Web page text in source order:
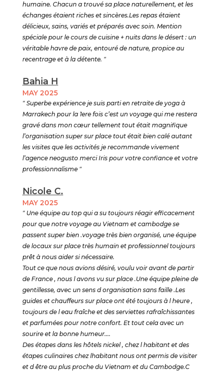
humaine. Chacun a trouvé sa place naturellement, et les
échanges étaient riches et sincères.Les repas étaient
délicieux, sains, variés et préparés avec soin. Mention
spéciale pour le cours de cuisine + nuits dans le désert : un
véritable havre de paix, entouré de nature, propice au
recentrage et à la détente. "
Bahia H
MAY 2025
" Superbe expérience je suis parti en retraite de yoga à
Marrakech pour la 1ere fois c’est un voyage qui me restera
gravé dans mon cœur tellement tout était magnifique
l’organisation super sur place tout était bien calé autant
les visites que les activités je recommande vivement
l’agence neogusto merci Iris pour votre confiance et votre
professionnalisme "
Nicole C.
MAY 2025
" Une équipe au top qui a su toujours réagir efficacement
pour que notre voyage au Vietnam et cambodge se
passent super bien .voyage très bien organisé, une équipe
de locaux sur place très humain et professionnel toujours
prêt à nous aider si nécessaire.
Tout ce que nous avions désiré, voulu voir avant de partir
de France , nous l avons vu sur place .Une équipe pleine de
gentillesse, avec un sens d organisation sans faille .Les
guides et chauffeurs sur place ont été toujours à l heure ,
toujours de l eau fraîche et des serviettes rafraîchissantes
et parfumées pour notre confort. Et tout cela avec un
sourire et la bonne humeur....
Des étapes dans les hôtels nickel , chez l habitant et des
étapes culinaires chez lhabitant nous ont permis de visiter
et d être au plus proche du Vietnam et du Cambodge.C